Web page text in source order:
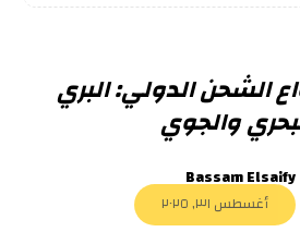
الشحن الدولي: البري
والجوي
Bassam Elsaify
أغسطس ٣١, ٢٠٢٥